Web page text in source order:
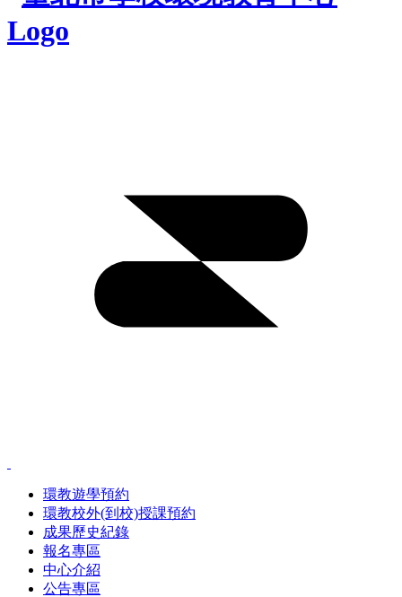
環教遊學預約
環教校外(到校)授課預約
成果歷史紀錄
報名專區
中心介紹
公告專區